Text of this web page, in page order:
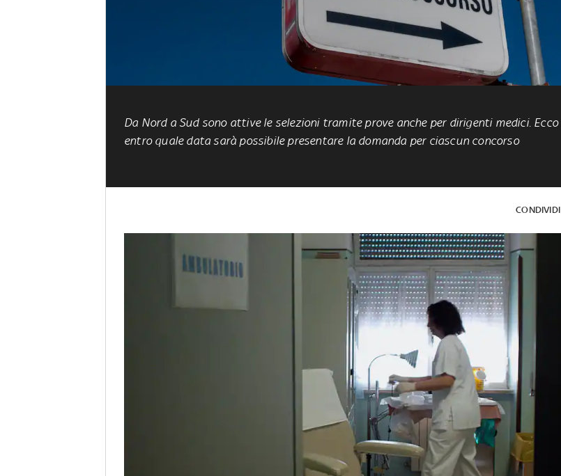
Da Nord a Sud sono attive le selezioni tramite prove anche per dirigenti medici. Ecco
entro quale data sarà possibile presentare la domanda per ciascun concorso
CONDIVIDI